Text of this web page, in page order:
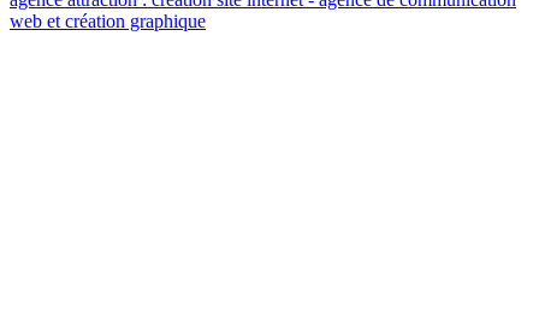
web et création graphique